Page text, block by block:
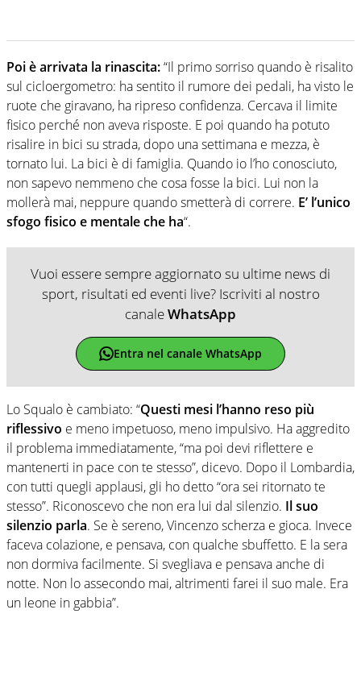
Poi è arrivata la rinascita:“Il primo sorriso quando è risalito
sul cicloergometro: ha sentito il rumore dei pedali, ha visto le
ruote che giravano, ha ripreso confidenza. Cercava il limite
fisico perché non aveva risposte. E poi quando ha potuto
risalire in bici su strada, dopo una settimana e mezza, è
tornato lui. La bici è di famiglia. Quando io l’ho conosciuto,
non sapevo nemmeno che cosa fosse la bici. Lui non la
mollerà mai, neppure quando smetterà di correre. E’ l’unico
sfogo fisico e mentale che ha“.
Vuoi essere sempre aggiornato su ultime news di
sport, risultati ed eventi live? Iscriviti al nostro
canaleWhatsApp
Entra nel canale WhatsApp
Lo Squalo è cambiato: “Questi mesi l’hanno reso più
riflessivo e meno impetuoso, meno impulsivo. Ha aggredito
il problema immediatamente, “ma poi devi riflettere e
mantenerti in pace con te stesso”, dicevo. Dopo il Lombardia,
con tutti quegli applausi, gli ho detto “ora sei ritornato te
stesso”. Riconoscevo che non era lui dal silenzio. Il suo
silenzio parla. Se è sereno, Vincenzo scherza e gioca. Invece
faceva colazione, e pensava, con qualche sbuffetto. E la sera
non dormiva facilmente. Si svegliava e pensava anche di
notte. Non lo assecondo mai, altrimenti farei il suo male. Era
un leone in gabbia”.